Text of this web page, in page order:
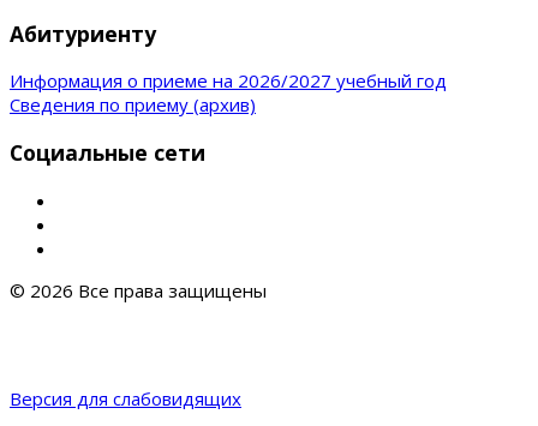
Абитуриенту
Информация о приеме на 2026/2027 учебный год
Сведения по приему (архив)
Социальные сети
© 2026 Все права защищены
Версия для слабовидящих